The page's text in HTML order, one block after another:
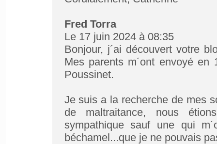
Fred Torra
Le 17 juin 2024 à 08:35
Bonjour, j´ai découvert votre
Mes parents m´ont envoyé
Poussinet.
Je suis a la recherche de mes
de maltraitance, nous
sympathique sauf une qui
béchamel...que je ne pouvais